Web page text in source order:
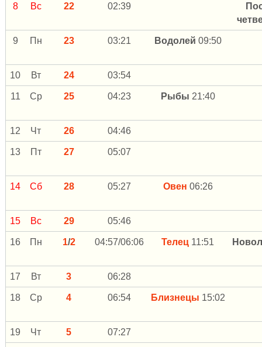
8 Вс 22 02:39
9 Пн 23 03:21 Водолей 09:50
10 Вт 24 03:54
11 Ср 25 04:23 Рыбы 21:40
12 Чт 26 04:46
13 Пт 27 05:07
14 Сб 28 05:27 Овен 06:26
15 Вс 29 05:46
16 Пн 1/2 04:57/06:06 Телец 11:51
17 Вт 3 06:28
18 Ср 4 06:54 Близнецы 15:02
19 Чт 5 07:27